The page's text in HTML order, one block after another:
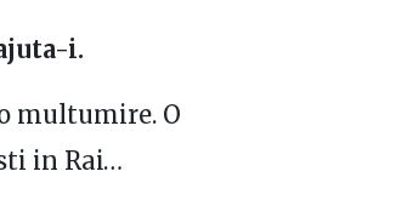
i.
multumire. O
in Rai…